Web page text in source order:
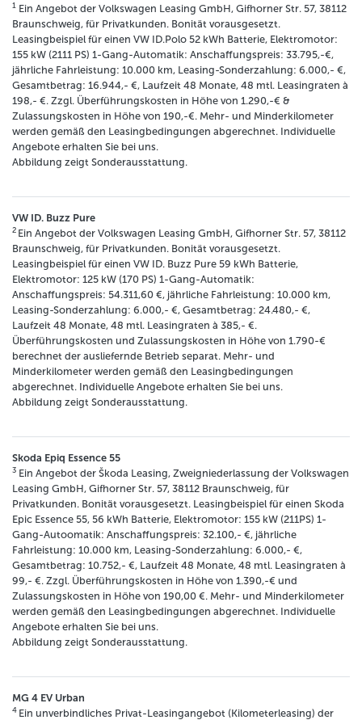
1 Ein Angebot der Volkswagen Leasing GmbH, Gifhorner Str. 57, 38112
Braunschweig, für Privatkunden. Bonität vorausgesetzt.
Leasingbeispiel für einen VW ID.Polo 52 kWh Batterie, Elektromotor:
155 kW (2111 PS) 1-Gang-Automatik: Anschaffungspreis: 33.795,-€,
jährliche Fahrleistung: 10.000 km, Leasing-Sonderzahlung: 6.000,- €,
Gesamtbetrag: 16.944,- €, Laufzeit 48 Monate, 48 mtl. Leasingraten à
198,- €. Zzgl. Überführungskosten in Höhe von 1.290,-€ &
Zulassungskosten in Höhe von 190,-€. Mehr- und Minderkilometer
werden gemäß den Leasingbedingungen abgerechnet. Individuelle
Angebote erhalten Sie bei uns.
Abbildung zeigt Sonderausstattung.
VW ID. Buzz Pure
2 Ein Angebot der Volkswagen Leasing GmbH, Gifhorner Str. 57, 38112
Braunschweig, für Privatkunden. Bonität vorausgesetzt.
Leasingbeispiel für einen VW ID. Buzz Pure 59 kWh Batterie,
Elektromotor: 125 kW (170 PS) 1-Gang-Automatik:
Anschaffungspreis: 54.311,60 €, jährliche Fahrleistung: 10.000 km,
Leasing-Sonderzahlung: 6.000,- €, Gesamtbetrag: 24.480,- €,
Laufzeit 48 Monate, 48 mtl. Leasingraten à 385,- €.
Überführungskosten und Zulassungskosten in Höhe von 1.790-€
berechnet der ausliefernde Betrieb separat. Mehr- und
Minderkilometer werden gemäß den Leasingbedingungen
abgerechnet. Individuelle Angebote erhalten Sie bei uns.
Abbildung zeigt Sonderausstattung.
Skoda Epiq Essence 55
3 Ein Angebot der Škoda Leasing, Zweigniederlassung der Volkswagen
Leasing GmbH, Gifhorner Str. 57, 38112 Braunschweig, für
Privatkunden. Bonität vorausgesetzt. Leasingbeispiel für einen Skoda
Epic Essence 55, 56 kWh Batterie, Elektromotor: 155 kW (211PS) 1-
Gang-Autoomatik: Anschaffungspreis: 32.100,- €, jährliche
Fahrleistung: 10.000 km, Leasing-Sonderzahlung: 6.000,- €,
Gesamtbetrag: 10.752,- €, Laufzeit 48 Monate, 48 mtl. Leasingraten à
99,- €. Zzgl. Überführungskosten in Höhe von 1.390,-€ und
Zulassungskosten in Höhe von 190,00 €. Mehr- und Minderkilometer
werden gemäß den Leasingbedingungen abgerechnet. Individuelle
Angebote erhalten Sie bei uns.
Abbildung zeigt Sonderausstattung.
MG 4 EV Urban
4 Ein unverbindliches Privat-Leasingangebot (Kilometerleasing) der